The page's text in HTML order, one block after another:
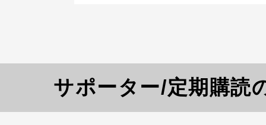
サポーター/定期購読